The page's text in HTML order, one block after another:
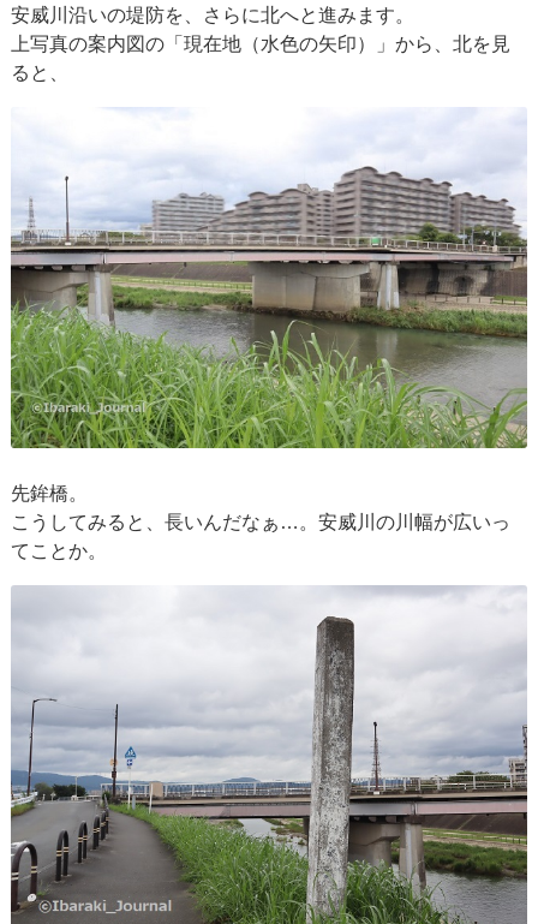
安威川沿いの堤防を、さらに北へと進みます。
上写真の案内図の「現在地（水色の矢印）」から、北を見
ると、
先鉾橋。
こうしてみると、長いんだなぁ…。安威川の川幅が広いっ
てことか。